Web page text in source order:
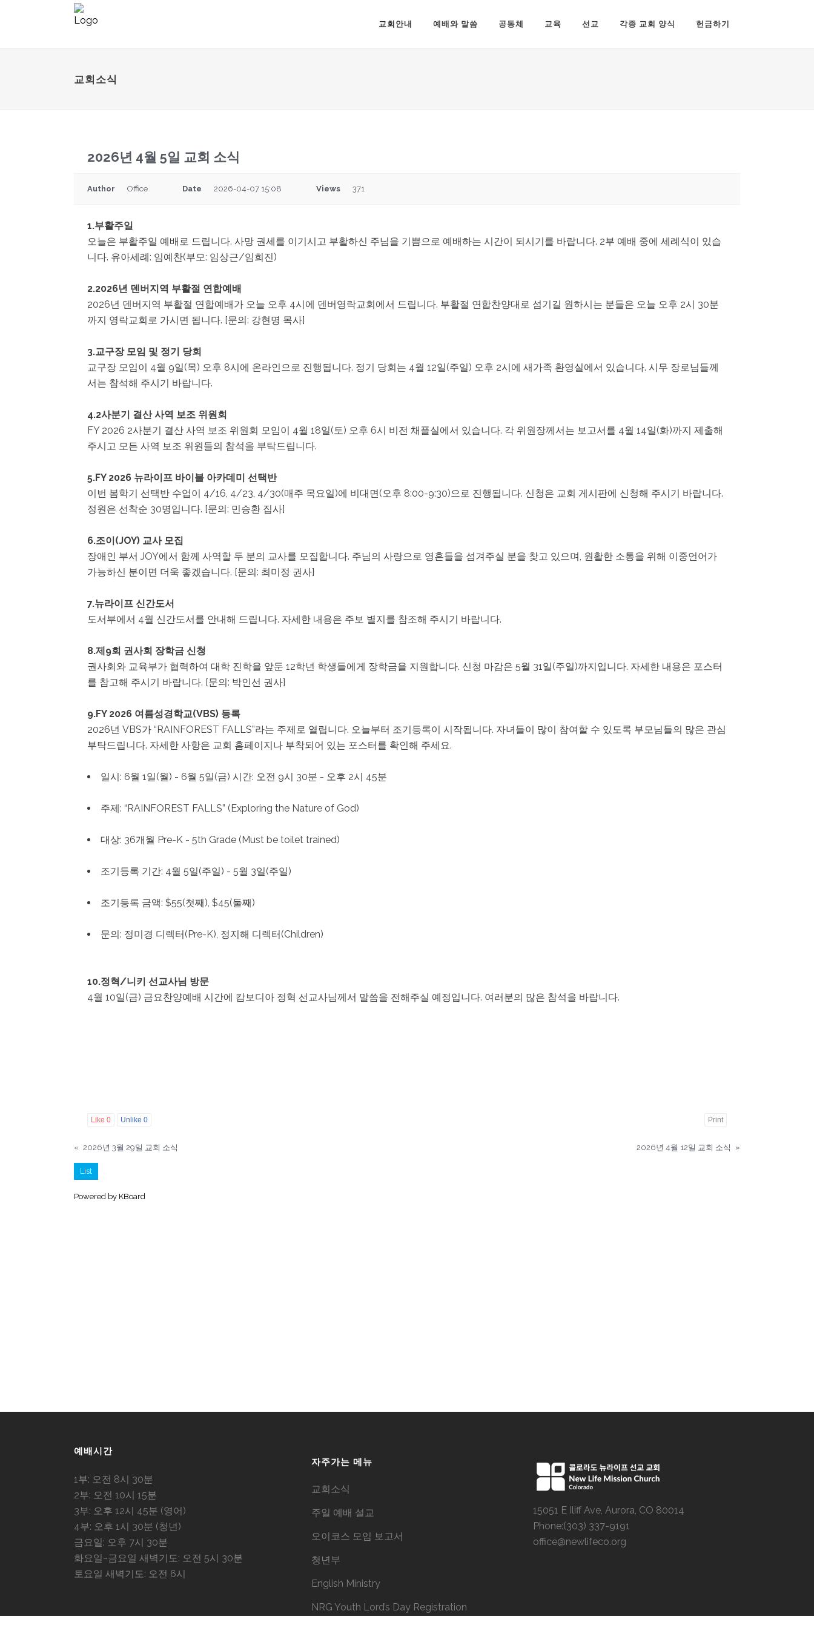
교회안내 예배와 말씀 공동체 교육 선교 각종 교회 양식 헌금하기
교회소식
2026년 4월 5일 교회 소식
Author Office Date 2026-04-07 15:08 Views 371
1.부활주일
오늘은 부활주일 예배로 드립니다. 사망 권세를 이기시고 부활하신 주님을 기쁨으로 예배하는 시간이 되시기를 바랍니다. 2부 예배 중에 세례식이 있습
니다. 유아세례: 임예찬(부모: 임상근/임희진)
2.2026년 덴버지역 부활절 연합예배
2026년 덴버지역 부활절 연합예배가 오늘 오후 4시에 덴버영락교회에서 드립니다. 부활절 연합찬양대로 섬기길 원하시는 분들은 오늘 오후 2시 30분
까지 영락교회로 가시면 됩니다. [문의: 강현명 목사]
3.교구장 모임 및 정기 당회
교구장 모임이 4월 9일(목) 오후 8시에 온라인으로 진행됩니다. 정기 당회는 4월 12일(주일) 오후 2시에 새가족 환영실에서 있습니다. 시무 장로님들께
서는 참석해 주시기 바랍니다.
4.2사분기 결산 사역 보조 위원회
FY 2026 2사분기 결산 사역 보조 위원회 모임이 4월 18일(토) 오후 6시 비전 채플실에서 있습니다. 각 위원장께서는 보고서를 4월 14일(화)까지 제출해
주시고 모든 사역 보조 위원들의 참석을 부탁드립니다.
5.FY 2026 뉴라이프 바이블 아카데미 선택반
이번 봄학기 선택반 수업이 4/16, 4/23, 4/30(매주 목요일)에 비대면(오후 8:00-9:30)으로 진행됩니다. 신청은 교회 게시판에 신청해 주시기 바랍니다.
정원은 선착순 30명입니다. [문의: 민승환 집사]
6.조이(JOY) 교사 모집
장애인 부서 JOY에서 함께 사역할 두 분의 교사를 모집합니다. 주님의 사랑으로 영혼들을 섬겨주실 분을 찾고 있으며, 원활한 소통을 위해 이중언어가
가능하신 분이면 더욱 좋겠습니다. [문의: 최미정 권사]
7.뉴라이프 신간도서
도서부에서 4월 신간도서를 안내해 드립니다. 자세한 내용은 주보 별지를 참조해 주시기 바랍니다.
8.제9회 권사회 장학금 신청
권사회와 교육부가 협력하여 대학 진학을 앞둔 12학년 학생들에게 장학금을 지원합니다. 신청 마감은 5월 31일(주일)까지입니다. 자세한 내용은 포스터
를 참고해 주시기 바랍니다. [문의: 박인선 권사]
9.FY 2026 여름성경학교(VBS) 등록
2026년 VBS가 “RAINFOREST FALLS”라는 주제로 열립니다. 오늘부터 조기등록이 시작됩니다. 자녀들이 많이 참여할 수 있도록 부모님들의 많은 관심
부탁드립니다. 자세한 사항은 교회 홈페이지나 부착되어 있는 포스터를 확인해 주세요.
일시: 6월 1일(월) - 6월 5일(금) 시간: 오전 9시 30분 - 오후 2시 45분
주제: “RAINFOREST FALLS” (Exploring the Nature of God)
대상: 36개월 Pre-K - 5th Grade (Must be toilet trained)
조기등록 기간: 4월 5일(주일) - 5월 3일(주일)
조기등록 금액: $55(첫째), $45(둘째)
문의: 정미경 디렉터(Pre-K), 정지해 디렉터(Children)
10.정혁/니키 선교사님 방문
4월 10일(금) 금요찬양예배 시간에 캄보디아 정혁 선교사님께서 말씀을 전해주실 예정입니다. 여러분의 많은 참석을 바랍니다.
Like 0 Unlike 0 Print
« 2026년 3월 29일 교회 소식 2026년 4월 12일 교회 소식 »
List
Powered by KBoard
예배시간
1부: 오전 8시 30분
2부: 오전 10시 15분
3부: 오후 12시 45분 (영어)
4부: 오후 1시 30분 (청년)
금요일: 오후 7시 30분
화요일~금요일 새벽기도: 오전 5시 30분
토요일 새벽기도: 오전 6시
자주가는 메뉴
교회소식
주일 예배 설교
오이코스 모임 보고서
청년부
English Ministry
NRG Youth Lord’s Day Registration
15051 E Iliff Ave, Aurora, CO 80014
Phone:(303) 337-9191
office@newlifeco.org